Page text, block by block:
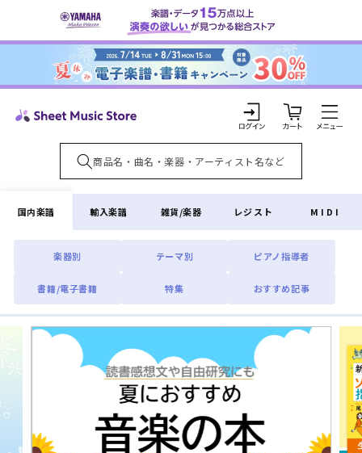
ンツに
ロ
グ
イ
ン
カ
ー
ト
国内楽譜
楽器別 テーマ別 ピアノ指導者
書籍/電子書籍 特集 おすすめ記事
輸入楽譜 雑貨/楽器 レジスト MIDI